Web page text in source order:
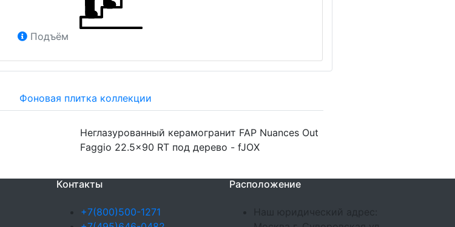
Подъём
Фоновая плитка коллекции
Неглазурованный керамогранит FAP Nuances Out
Faggio 22.5x90 RT под дерево - fJOX
Контакты
+7(800)500-1271
Расположение
Наш юридический адрес: